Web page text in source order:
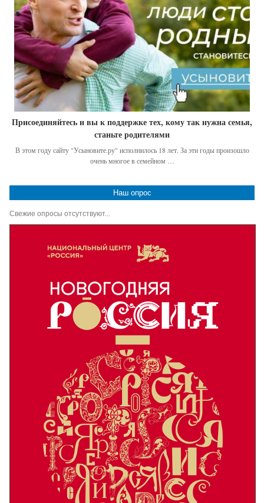
Присоединяйтесь и вы к поддержке тех, кому так нужна семья,
станьте родителями
В этом году сайту "Усыновите.ру" исполнилось 18 лет. За эти годы произошло
очень многое в семейном …
Наш опрос
Свежие опросы отсутствуют...